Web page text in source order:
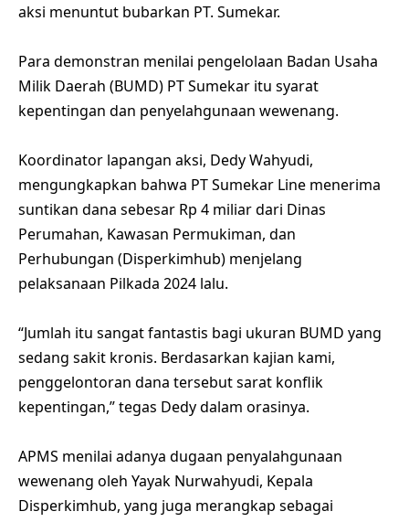
aksi menuntut bubarkan PT. Sumekar.
Para demonstran menilai pengelolaan Badan Usaha
Milik Daerah (BUMD) PT Sumekar itu syarat
kepentingan dan penyelahgunaan wewenang.
Koordinator lapangan aksi, Dedy Wahyudi,
mengungkapkan bahwa PT Sumekar Line menerima
suntikan dana sebesar Rp 4 miliar dari Dinas
Perumahan, Kawasan Permukiman, dan
Perhubungan (Disperkimhub) menjelang
pelaksanaan Pilkada 2024 lalu.
“Jumlah itu sangat fantastis bagi ukuran BUMD yang
sedang sakit kronis. Berdasarkan kajian kami,
penggelontoran dana tersebut sarat konflik
kepentingan,” tegas Dedy dalam orasinya.
APMS menilai adanya dugaan penyalahgunaan
wewenang oleh Yayak Nurwahyudi, Kepala
Disperkimhub, yang juga merangkap sebagai